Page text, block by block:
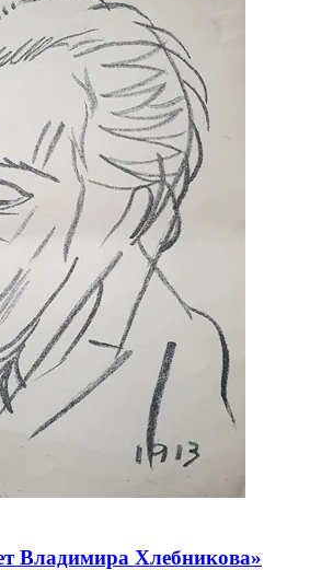
Владимира Хлебникова»